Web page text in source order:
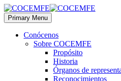
Primary Menu
Conócenos
Sobre COCEMFE
Propósito
Historia
Órganos de
Reconocimientos